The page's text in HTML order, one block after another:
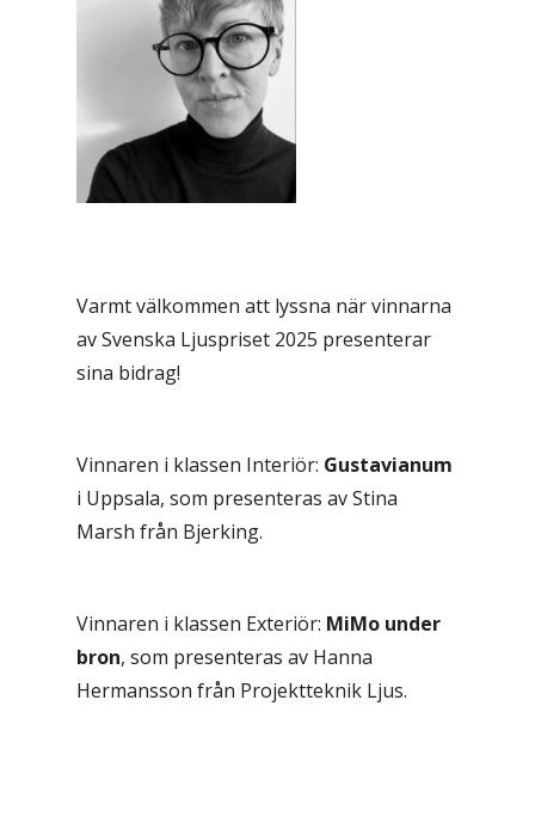
Varmt välkommen att lyssna när vinnarna
av Svenska Ljuspriset 2025 presenterar
sina bidrag!
Vinnaren i klassen Interiör: Gustavianum
i Uppsala, som presenteras av Stina
Marsh från Bjerking.
Vinnaren i klassen Exteriör: MiMo under
bron, som presenteras av Hanna
Hermansson från Projektteknik Ljus.